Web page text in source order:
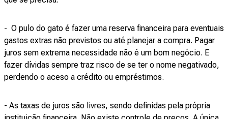
- O pulo do gato é fazer uma reserva financeira para eventuais
gastos extras não previstos ou até planejar a compra. Pagar
juros sem extrema necessidade não é um bom negócio. E
fazer dívidas sempre traz risco de se ter o nome negativado,
perdendo o aceso a crédito ou empréstimos.
- As taxas de juros são livres, sendo definidas pela própria